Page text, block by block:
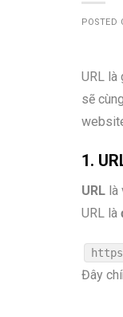
POSTED
URL là
sẽ
1.
URL
URL là
Đây